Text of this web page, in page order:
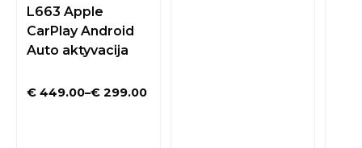
L663 Apple
CarPlay Android
Auto aktyvacija
€ 299.00
–
€ 449.00